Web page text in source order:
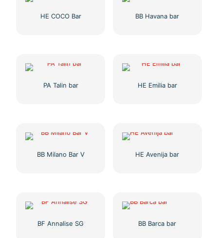
HE COCO Bar BB Havana bar
PA Talin bar HE Emilia bar
BB Milano Bar V HE Avenija bar
BF Annalise SG BB Barca bar